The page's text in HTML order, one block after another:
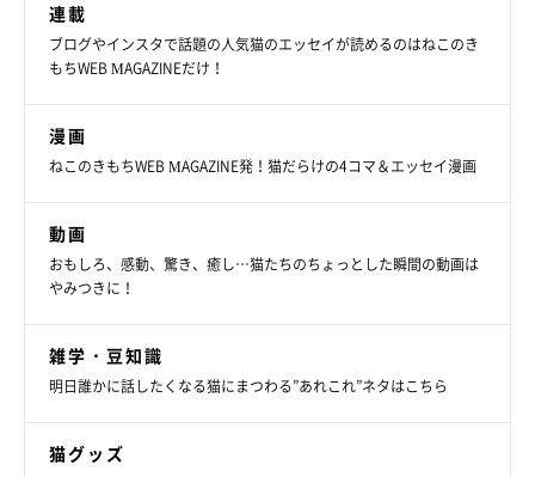
連載
ブログやインスタで話題の人気猫のエッセイが読めるのはねこのき
もちWEB MAGAZINEだけ！
漫画
ねこのきもちWEB MAGAZINE発！猫だらけの4コマ＆エッセイ漫画
動画
おもしろ、感動、驚き、癒し…猫たちのちょっとした瞬間の動画は
やみつきに！
雑学・豆知識
明日誰かに話したくなる猫にまつわる”あれこれ”ネタはこちら
猫グッズ